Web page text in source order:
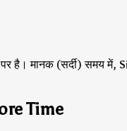
है। मानक (सर्दी) समय में,
Time